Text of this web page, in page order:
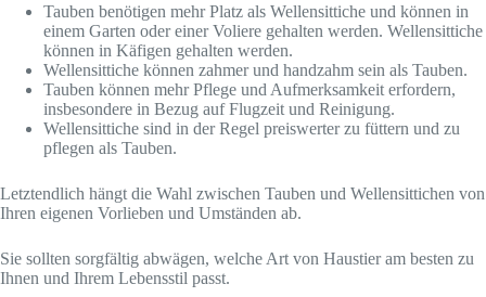
Tauben benötigen mehr Platz als Wellensittiche und können in
einem Garten oder einer Voliere gehalten werden. Wellensittiche
können in Käfigen gehalten werden.
Wellensittiche können zahmer und handzahm sein als Tauben.
Tauben können mehr Pflege und Aufmerksamkeit erfordern,
insbesondere in Bezug auf Flugzeit und Reinigung.
Wellensittiche sind in der Regel preiswerter zu füttern und zu
pflegen als Tauben.
Letztendlich hängt die Wahl zwischen Tauben und Wellensittichen von
Ihren eigenen Vorlieben und Umständen ab.
Sie sollten sorgfältig abwägen, welche Art von Haustier am besten zu
Ihnen und Ihrem Lebensstil passt.